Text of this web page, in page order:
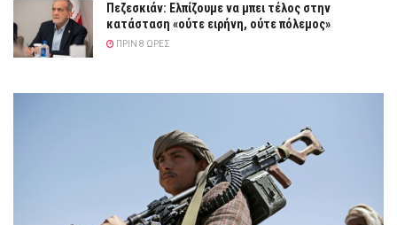
Πεζεσκιάν: Ελπίζουμε να μπει τέλος στην
κατάσταση «ούτε ειρήνη, ούτε πόλεμος»
ΠΡΙΝ 8 ΏΡΕΣ